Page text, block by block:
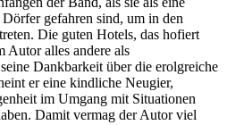
gefahren sind, um in den
Die guten Hotels, das hofiert
Autor alles andere als
Dankbarkeit über die erolgreiche
er eine kindliche Neugier,
im Umgang mit Situationen
Damit vermag der Autor viel